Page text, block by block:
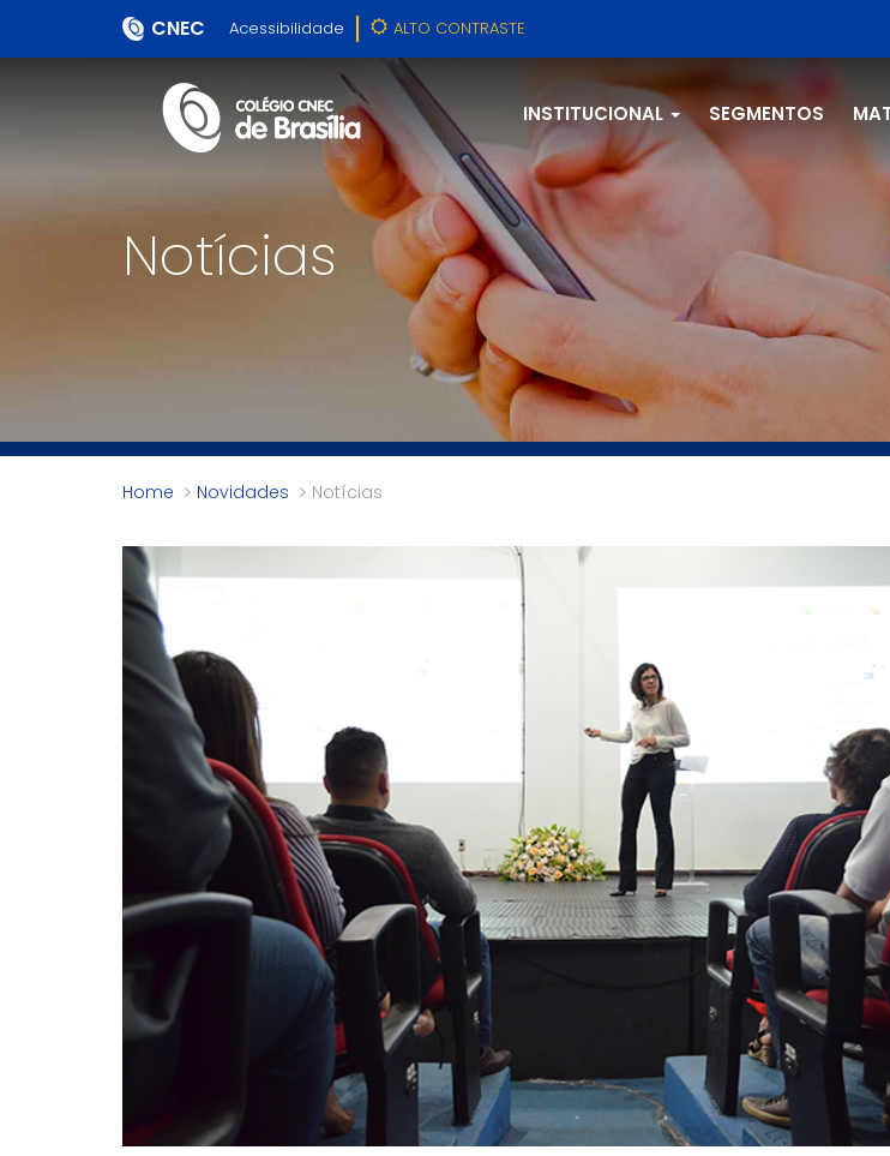
CNEC Acessibilidade ALTO CONTRASTE
INSTITUCIONAL SEGMENTOS
Notícias
Home Novidades Notícias